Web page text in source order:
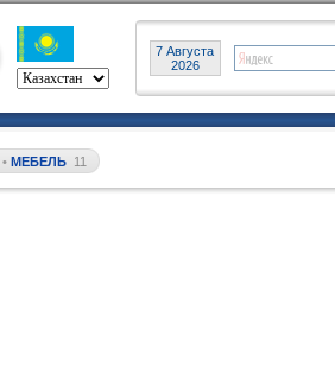
7 Августа
2026
• МЕБЕЛЬ 11